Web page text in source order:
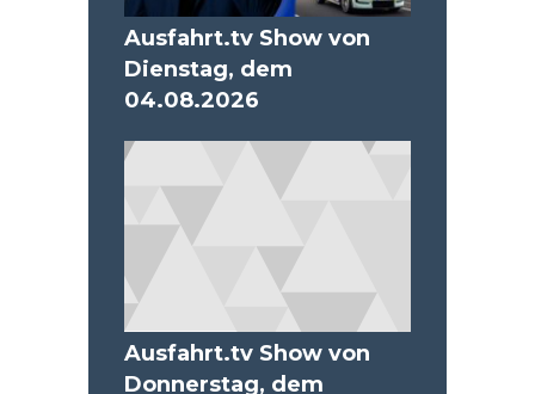
Ausfahrt.tv Show von
Dienstag, dem
04.08.2026
Ausfahrt.tv Show von
Donnerstag, dem